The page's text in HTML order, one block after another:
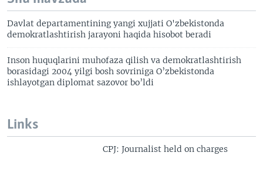
Davlat departamentining yangi xujjati O'zbekistonda
demokratlashtirish jarayoni haqida hisobot beradi
Inson huquqlarini muhofaza qilish va demokratlashtirish
borasidagi 2004 yilgi bosh sovriniga O’zbekistonda
ishlayotgan diplomat sazovor bo’ldi
Links
CPJ: Journalist held on charges